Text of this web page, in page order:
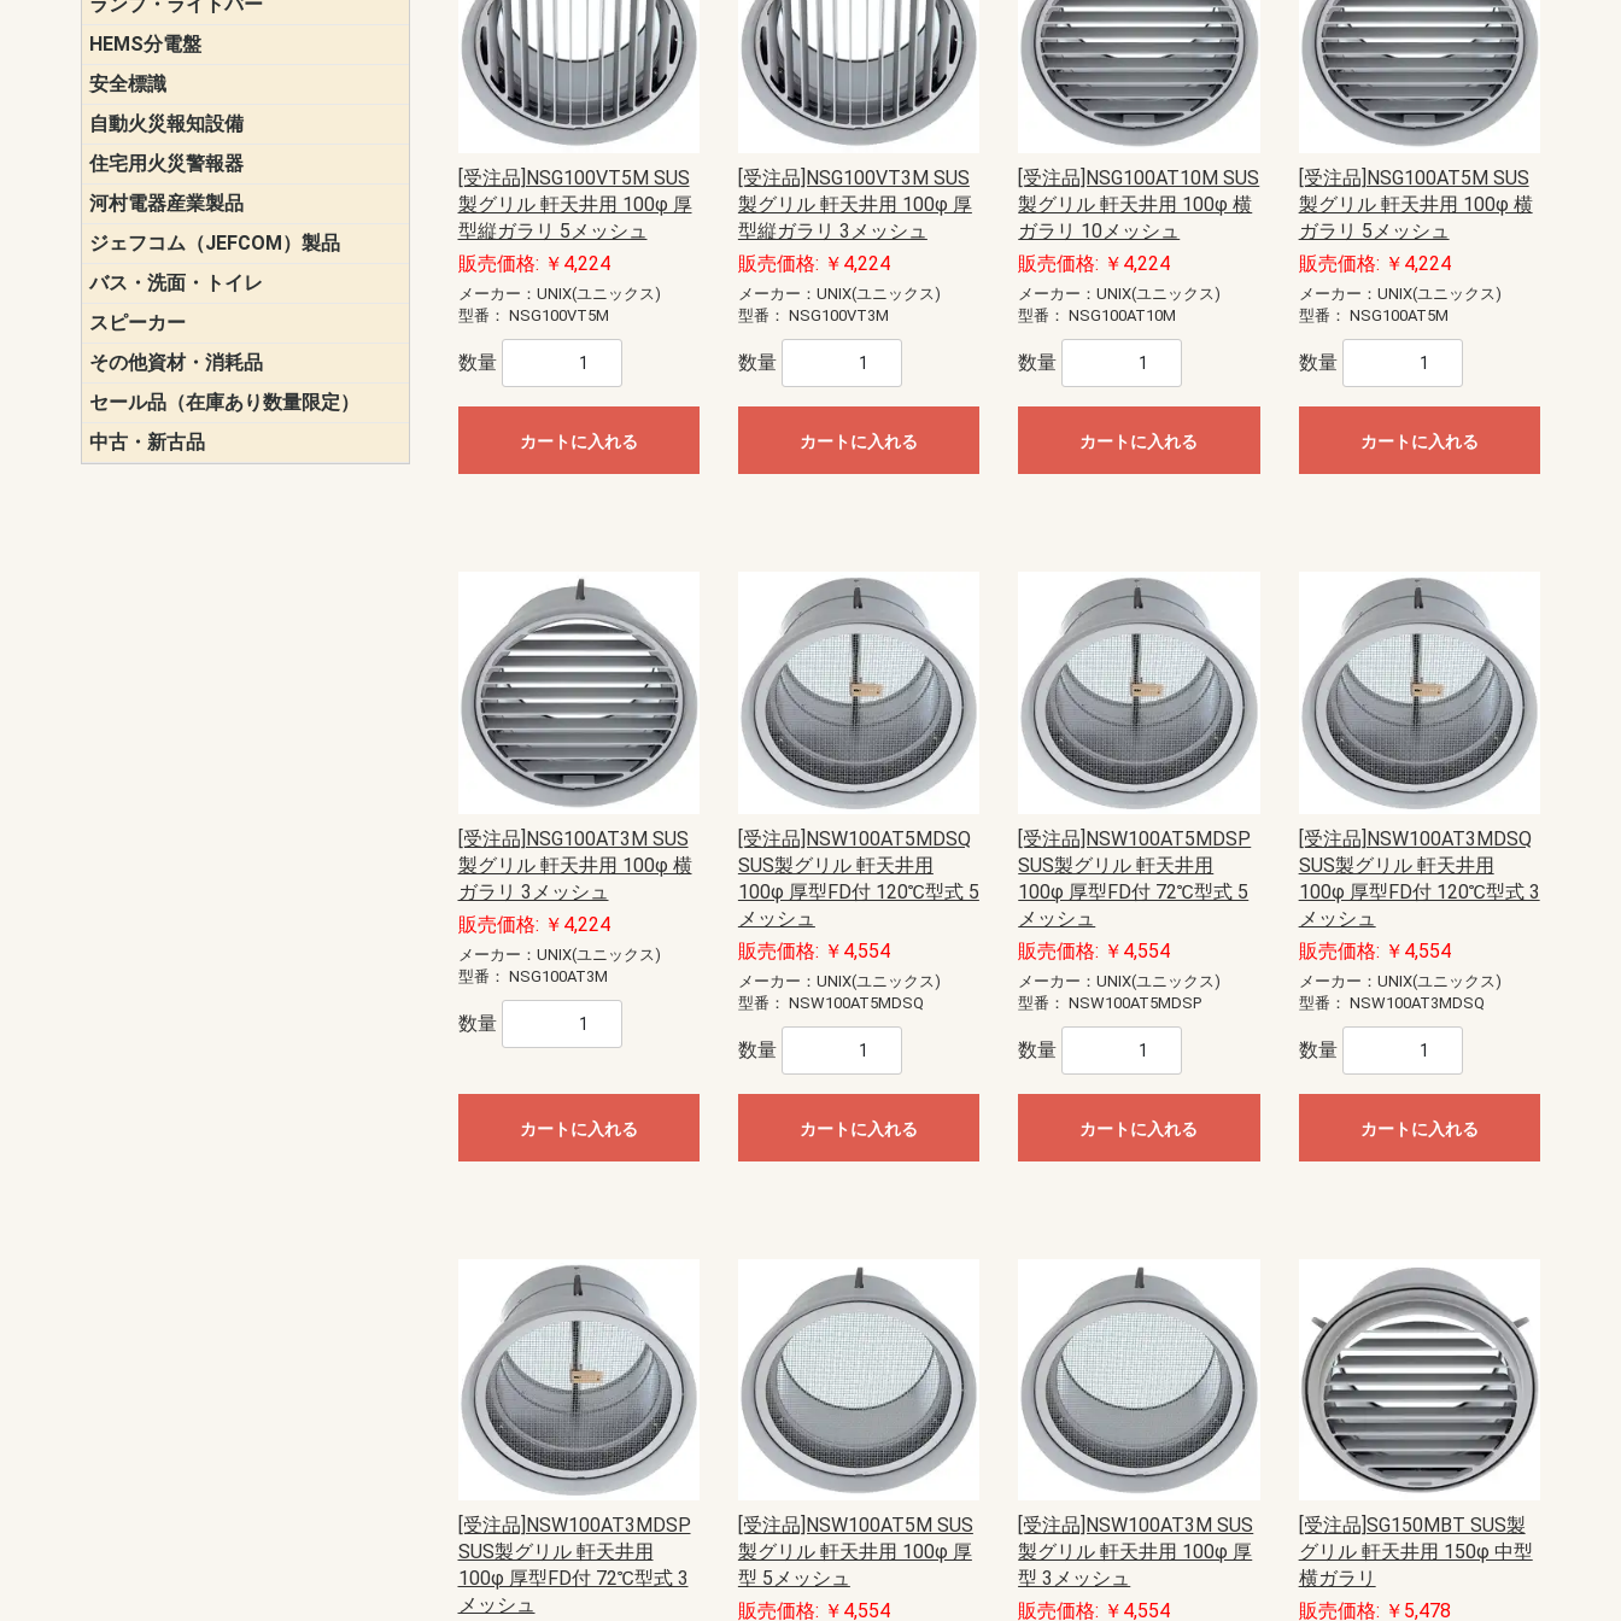
HEMS分電盤
マルチ通信型
EV・PHEV充電回路・エコキュー
ト・IH対応
リミッタースペース付 主幹50A
主幹60A
主幹75A
リミッタースペース無 主幹50A
主幹60A
主幹75A
主幹100A
EV・PHEV充電回路・太陽光発電シ
ステム・エコキュート・IH対応
リミッタースペース付 主幹50A
主幹60A
主幹75A
リミッタースペース無 主幹50A
主幹60A
主幹75A
主幹100A
あかりぷらすばん リミッタースペース付 主幹50A
主幹60A
主幹75A
リミッタースペース無 主幹50A
主幹60A
主幹75A
主幹100A
エコキュート・IH対応 リミッタースペース付 主幹40A
主幹50A
主幹60A
主幹75A
リミッタースペース無 主幹40A
主幹50A
主幹60A
主幹75A
主幹100A
エコキュート・電温・IH対応 リミッタースペース付 主幹40A
主幹50A
主幹60A
主幹75A
リミッタースペース無 主幹40A
主幹50A
主幹60A
主幹75A
主幹100A
かみなりあんしんばん あかり付 リミッタースペース付 主幹50A
主幹60A
主幹75A
リミッタースペース無 主幹50A
主幹60A
主幹75A
主幹100A
かみなりあんしんばん リミッタースペース付 主幹50A
主幹60A
主幹75A
リミッタースペース無 主幹50A
主幹60A
主幹75A
主幹100A
ダブル発電対応 リミッタースペース付 主幹40A
主幹50A
主幹60A
主幹75A
リミッタースペース無 主幹40A
主幹50A
主幹60A
主幹75A
主幹100A
創蓄連携システム対応（自立出力
単相2線用）
リミッタースペース付 主幹40A
主幹50A
主幹60A
主幹75A
リミッタースペース無 主幹40A
主幹50A
主幹60A
主幹75A
主幹100A
創蓄連携システム対応（自立出力
単相3線用）
リミッタースペース付 主幹40A
主幹50A
主幹60A
主幹75A
リミッタースペース無 主幹40A
主幹50A
主幹60A
主幹75A
主幹100A
太陽光発電システム・エコキュー
ト・IH対応
リミッタースペース付 主幹50A
主幹60A
主幹75A
リミッタースペース無 主幹50A
主幹60A
主幹75A
主幹100A
太陽光発電システム・エコキュー
ト・電温・IH対応
リミッタースペース付 主幹50A
主幹60A
主幹75A
リミッタースペース無 主幹50A
主幹60A
主幹75A
主幹100A
太陽光発電システム対応 リミッタースペース付 主幹40A
主幹50A
主幹60A
主幹75A
リミッタースペース無 主幹40A
主幹50A
主幹60A
主幹75A
主幹100A
地震あんしんばん リミッタースペース付 主幹50A
主幹60A
主幹75A
リミッタースペース無 主幹50A
主幹60A
主幹75A
主幹100A
地震かみなりあんしんばん リミッタースペース付 主幹50A
主幹60A
主幹75A
リミッタースペース無 主幹50A
主幹60A
主幹75A
主幹100A
電温・IH対応 リミッタースペース付 主幹50A
主幹60A
主幹75A
リミッタースペース無 主幹50A
主幹60A
主幹75A
主幹100A
燃料電池（ガス発電）システム対
応
リミッタースペース付 主幹40A
主幹50A
主幹60A
主幹75A
リミッタースペース無 主幹40A
主幹50A
主幹60A
主幹75A
主幹100A
標準タイプ リミッタースペース付 主幹30A
主幹40A
主幹50A
主幹60A
主幹75A
リミッタースペース無 主幹30A
主幹40A
主幹50A
主幹60A
主幹75A
主幹100A
標準タイプ大型FreeS付 リミッタースペース付 主幹30A
主幹40A
主幹50A
主幹60A
主幹75A
リミッタースペース無 主幹30A
主幹40A
主幹50A
主幹100A
安全標識
誘導標識 蓄光誘導標識
一般誘導標識 ジェフコム
パナソニック
自動火災報知設備
パナソニック（Panasonic） アドバンスP-1シリーズ 光電式スポット型感知器
定温式スポット型感知器
差動式スポット型感知器
発信機(自動試験機能対応)
アドレス設定用機器
一般型感知器
電子式自己保持型熱感知器（熱オ
ートセンサ）
差動式分布型感知器
光電式スポット型感知器（煙サイ
バーセンサ）
煙感知器
光電式分離型感知器
炎感知器
遠隔試験機能付感知器
連携型ワイヤレス感知器
感知器ベース
火災通報装置
音響装置
発信機
表示灯
総合盤
P型1級受信機
P型2級受信機
副受信機
受信機関連商品
周辺機器 遠隔試験アダプタ
消火栓起動装置
ボックス
遠隔試験関連機器
防排煙設備
ガス漏れ集中監視システム
G型、LPガス用1級受信機（DC24V
システム専用）
中継器・蓄電池設備
警報器
R型防災システム 中継器・副表示機・表示装置
感知器
共通接続機器
周辺機器
非常警報設備（複合装置）
非常警報設備（システム用）
点検器具
ホーチキ（HOCHIKI） 感知器 光電アナログ式スポット型
一般型熱感知器差動式
定温式型熱感知器
定温式スポット型(DFG)熱感知器
熱アナログ式スポット型
R型・GR型システム 中継器
P型受信機 P型１級火報単盤、5?20回線
P型１級火報単盤、25?40・45・50
回線
P型２級受信機
表示盤05?20回線
表示盤25?40回線
表示盤25〜50回線
表示盤50?100回線
表示盤110?150回線
機器収容箱（総合盤） P型1級露出型
P型1級埋込型
P型2級露出型
P型2級埋込型
差動式分布型感知器用
P型発信機 １級
２級
P型設備機器その他 表示灯
送受話器
移報中継器
非常警報設備 操作部
起動、音響装置・表示灯
一体型・複合装置
住宅情報設備 中継器・各種装置
受信機・モニタ一体型
感知器
玄関通話・管理機器
警報器
ガス漏れ火災警報設備 警報機 都市ガス用
液化石油ガス用
表示灯・中継器
検知器
電源装置
防排煙設備 連動操作盤
感知器
防火戸用レリーズ・ドアクローザ
超高感度煙検知システム
アクセサリー・保守用品 ニッケル・カドミウム蓄電池
各機器用カバー
LED電球
各機器用カバー・ボックス
能美防災（NOHMI） P型インターフェイス盤
P型火災／複合火災受信機 P型1級
P型1級複合 自立型鋼板製
壁掛型鋼板製
壁掛型樹脂製
P型2級受信機
オプション
進PIIIシステム用P型1級 壁掛型鋼板製
樹脂製
進PIIIシステム用P型1級複合 30?60回線
70?100回線
地図式進PIIIシステム用 受信機
地図シート
P型受信機用埋込ボックス・埋込枠
R型防災システム GP型1級複合
ガス漏れ火災警報設備 プロテクタ
検知器（LPガス用）
検知器（都市ガス用）
検知器用ベース
戸外警報器
受信機（LPガス用）
受信機（都市ガス用）
中継器
非常電源装置
表示灯
熱感知器 差動式・P-AT
差動式・R-AT
差動式・一般型
差動式・遠隔試験機能付
差動式・連続移報用
差動式分布型
差動式分布型感知器収納箱 防滴・露出型
埋込型
露出型
定温式・P-AT
定温式・R-AT
定温式・一般型 1種
1種・耐酸型
1種・防水型
特種
定温式・遠隔試験機能付
定温式・連続移報用
工材
煙感知器 光電式・P-AT
光電式・R-AT
光電式・一般型
光電式・遠隔試験機能付
光電式・蓄積型
光電式分離型
炎感知器
感知器付属品
押し釦・消火栓始動スイッチ
音響装置
火災通報装置
関連機器 アドレス設定器
テープケーブル工事
リニューアルプレート
感知器着脱器
機器収容箱用保護網
機器埋込用ボックス
座板 感知器・電鈴・
受信機・表示機
支持棒
受信機収納箱
収納函
点検函
機器収容箱 P型1級用発信機内蔵
P型2級用発信機内蔵
R型用発信機内蔵
アドレッサブル発信機内蔵
共同住宅用防災システム オプション・補助装置
音声警報装置
ドアホン
受信機
住宅情報盤
試験器
住宅防災システム アダプタ・オプション
まもるくん（住宅用火災警報器）
消火器
消火栓始動器
中継器・中継器収納箱 アダプタ・中継器
中継器 遠隔試験機能付
感知器ベース取
縦型
据置型
壁掛型
中継器収容箱
特定小規模施設向け防災システム
発信機
避雷ユニット
非常警報設備 一体型
音響装置
起動装置
操作部
表示灯
複合装置
非常電話システム
標識板
表示機
表示灯
防火・防排煙設備
耐圧防爆用
本質安全防爆用
補用部品・予備品 ヒューズ
ミゼットヒューズ
警報接点付ヒューズ
受信機等用
地区表示窓板
発信機用
表示灯用
予備電池
ニッタン（NITTAN） P型受信機 1級本体 1GPV0 火報
1級本体 1GPV0 火報・複合
1級本体 1PM2 火報
1級本体 1PM2 複合
1級本体 1PN1
1級本体 1PS1
1級本体 1PS1 複合
1級本体 1PV0 火報
1級本体 1PV0 火報・複合
1級用化粧枠
1級用金台
1級用付属品
1級用埋込ボックス
2級
副受信機
R型・GR型受信機 付属電源装置・機器
副受信機
本体
ガス系消火設備 スピーカー・サイレン
移動式消火設備
逆止弁・逃し弁
共通機器
手動起動装置
制御盤 閉止弁対応無
制御盤 閉止弁対応有
選択弁
窒素パッケージ
窒素消火設備用
貯蔵容器
非常電源装置
噴射ヘッド
閉止弁
ガス漏れ警報設備 LPガス用
直流電源装置
都市ガス用警報器・中継器
都市ガス用受信機
サージアブソーバ
スプリンクラー設備 一斉開放弁
開放型スプリンクラー
制御盤
閉鎖型ヘッド 1種
閉鎖型ヘッド 2種
放水型ヘッド
放水型ヘッド用盤
流水検知装置
連結散水設備
ニッカド蓄電池
プロテクタ
ベル
移報用装置・耐雷基板・ラベル
炎検知器
火災検知システム（機器内組込用
火災通報装置
感知器 FAS用
P型自動試験・遠隔試験対応
R型自動試験対応
炎感知器
光電式スポット型
光電式分離型
差込ベース
差動式スポット型
差動式分布型
耐酸・耐アルカリ型
定温式スポット型
点検ボックス
埋込用プレート
機器収容箱 P型1級
P型1級（1PS1用）
P型1級（R型用）
P型2級
分布型感知器用
共同・特定共同住宅用 P型1級受信機本体 KP対応
インターホン設備
音声警報・非常電源装置
試験機能付感知器
中継器・外部試験器
試験器・アドレス設定器
住宅用防災機器 火災警報器
消火器
地震保安灯
消火器
消火栓始動装置
耐圧防爆機器
着脱器・試験器
中継器盤
中継機電源
中継機本体
超高感度環境監視システム 環境監視盤
監視盤金台
超高感度センサ
発信機
非常警報設備 一体型
操作部
表示灯・音響装置・起動装置
複合装置
表示灯
防火・排煙設備
補修品
泡消火設備 フォームヘッド
高発泡機
特定駐車場用
泡消火薬剤混合器
住宅用火災警報器
けむり当番
ねつ当番
ガス当番
河村電器産業製品
キャビネット 盤用露出形BXT・FXT
盤用露出形BXTH・FXTH
盤用埋込形BXU・FXU
熱機器収納BXH・FXH
安定器収納FXA
ルーバー付盤用FXL
制御盤用屋内外兼用RXG
盤用屋内外兼用RXG-IP54
盤用屋内外兼用RXGB-IP54
盤用屋内外兼用RXV-IP44
屋外盤用木板ベースPOGB-IP55
屋外盤用鉄板ベースPOG-IP55 フカサ120・ヨコ300
フカサ120・ヨコ400
フカサ120・ヨコ500
フカサ120・ヨコ600
フカサ120・ヨコ700
フカサ160・ヨコ300
フカサ160・ヨコ400
フカサ160・ヨコ500
フカサ160・ヨコ600
フカサ160・ヨコ700
フカサ160・ヨコ800
フカサ160・ヨコ900
フカサ160・ヨコ1000
フカサ200・ヨコ300
フカサ200・ヨコ400
フカサ200・ヨコ500
フカサ200・ヨコ600
フカサ200・ヨコ700
フカサ200・ヨコ800
フカサ200・ヨコ900
フカサ200・ヨコ1000
動力分電盤
ジェフコム（JEFCOM）製品
LANツール・部材 LANケーブル
LANチェッカー
LAN工具 LANケーブルカッター
LANケーブルストリッパー
LANケーブル撚り線戻し
モジュラー圧着工具
圧接工具
モジュラージャック ケーブルジョイント
モジュラープラグ モジュラーカバー
モジュラープラグ（カテゴリー
5e）
モジュラープラグ（カテゴリー
6A）
モジュラープラグ（カテゴリー6）
LEDイルミネーション LEDクリスタルモチーフ
LEDストリングライト
LEDテープライト
LEDデザインストリングライト
LEDルミネーション（SJ-NHシリ
ーズ）アイスクルカーテン（部
品）
LEDルミネーション（SJ-NHシリ
ーズ）クロスネット（部品）
LEDルミネーション（SJ-NHシリ
ーズ）ストリング（部品）
LEDルミネーション（SJ-NHシリ
ーズ）共通部品
LEDルミネーション（SJXシリー
ズ）LEDジョイントモチーフ（部
品）
LEDルミネーション（SJXシリー
ズ）LEDストリング（部品）
LEDルミネーション（SJXシリー
ズ）LEDソフトネオン（部品）
LEDルミネーション（SJXシリー
ズ）LEDフォール（部品）
LEDルミネーション（SJXシリー
ズ）LEDフラッシュボール（部
品）
LEDルミネーション（SJXシリー
ズ）LEDホタル（部品）
LEDルミネーション（SJXシリー
ズ）モチーフ（部品）
LEDルミネーション（SJXシリー
ズ）共通部品
LEDルミネーション（SJシリー
ズ）アイスクルカーテン（部品）
LEDルミネーション（SJシリー
ズ）キャンドル・電球ライト（部
品）
LEDルミネーション（SJシリー
ズ）クロスネット（部品）
LEDルミネーション（SJシリー
ズ）スティックライト（部品）
LEDルミネーション（SJシリー
ズ）ストリング（部品）
LEDルミネーション（SJシリー
ズ）テープライト（部品）
LEDルミネーション（SJシリー
ズ）フォール（部品）
LEDルミネーション（SJシリー
ズ）プロジェクションライト（部
品）
LEDルミネーション（SJシリー
ズ）モチーフ（部品）
LEDルミネーション（SJシリー
ズ）共通部品
SDXシリーズ
イルミネーション（その他）
イルミネーション（卓上タイプ）
ライトアップ用投光器
ロッド点滅灯（LED）40mmピッチ
ロッド点滅灯（LED）75mmピッチ
ロッド点滅灯（LED）共通部品
連結すずらん灯タイプ（LED）
アンカー・ネジ ALC用
コンクリート用
ワッシャー
中空壁用
六角ナット
多用途
寸切りボルト用特殊ナット
小ネジ
木工用
石膏ボード用
軽天ビス
鋼板用
エアコン部材 エアコン洗浄部材
ダクト部材
ドレンホース
室外機取付台
配管部材
ケーブル保護収納 ケーブルプロテクター
ケーブルプロテクター（増設型）
ケーブルマット
床用モール
床用モール（フラット型）
床用モール（増設型）
段差用バリアフリープロテクター
（屋外用）
段差用バリアフリーモール（室内
用）
ケーブル索引具 FRP竿
その他
カーボン竿
ジョイント式ロッド
ジョイント式呼線
金属竿
リール CD管リール
ロープリール
検尺器
電線リール（据置き型）
電線リール（現場向き）
作業工具 ストリッパー ケーブルストリッパー
ツールキット 新人工具セット
電気工事士技能試験工具セット
ドライバー・レンチ ドライバー
モンキーレンチ
ラチェットドライバー
ラチェットレンチ・ソケットレン
チ
充電ドライバー用アダプター
充電ドライバー用チャック
充電ドライバー用ビット
六角レンチ・特殊レンチ
寸切りボルト用レンチ
盤用マルチキー
ナイフ・ノコ リーマー
押し切りノコ・引き廻しノコ
替刃式ノコ
石膏ボード用ノコ
電工ナイフ
ハンマー・その他工具 アースオーガー
ケーブルベンダー
ハンマー
パイプベンダー
収縮チューブ用熱収縮工具
ペンチ・ニッパー ニッパー
プライヤー
ペンチ
各種カッター エアコンダクトカッター
ケーブルカッター
チャンネルカッター
プリカチューブカッター
マルチハサミ
モールカッター
塩ビパイプカッター
寸切ボルトカッター
金切バサミ
圧着工具
Eリングスリーブ（VAスリーブ）
用
コンタクトピン用
ソーラー用
フェルール端子専用
圧着工具交換バネ
絶縁端子用
絶縁閉端子用
裸端子・PBスリーブ用
電動工具 ニブラー
ニブラー（アタッチメント型）
ボードカッター
切断機
作業用照明器具 LEDライト
コンパクトライト
ハロゲンライト
ヘッドライト
ライトスタンド
乾電池式ライト
作業用テープライト
充電式ライト
直管形スリムライト
蛍光ライト
切削工具 コア
コンクリートドリル
ステップドリル
タップ
チップソー・カッター・切断砥石
バンドソー
パンチャー
ホールソー
切削油
木工ドリル
木工ドリル（フレキシブルシャフ
ト）
火花飛散防止具
磁器タイル用ドリル
鉄工ドリル
収納機器・車載備品 パーツ＆ツールボックス ツールボックス
パーツボックス
車載用収納・車載備品 シート裏収納
バリケード
パイロン（ロードコーン）
車載用ボックス
車載用収納棚（カルプラ テーブ
ル）
車載用収納棚（カルプラ 引き出
し）
車載用収納棚（バンキャビネット
サイド棚）
車載用収納棚（バンキャビネット
テーブル）
車載用収納棚（バンキャビネット
引き出し）
長尺パイプケース
検電器・計測器 レーザー墨出し器 パルスレーザー受光器
レーザー墨出し器用三脚
レーザー墨出し用メガネ
検電器 検電器・チェッカー
配線チェッカー
電流・電圧・抵抗測定器
計測器 カメラ探査器
ゲージ
デジタルケーブルメジャー
メジャー
探知器
水平器
温度計
照度計
距離測定器
腰回り品・安全保護具・収納具 はしご・脚立用品 はしご用カバー
脚立用ソックス・カバー
ハーネス・ランヤード
ホルダー ストリッパーホルダー
ドライバーホルダー
ハンマーホルダー
パーツポケット
リストバンドツール
充電ドライバーホルダー
圧着工具ホルダー
工具用フック・ホルダー
工具用ホルダー（キャンバス地）
工具用ホルダー（合成皮革）
工具用ホルダー（新素材）
工具用ホルダー（樹脂）
工具用ホルダー（革）
缶・ボトルホルダー
ランヤード・補助帯
ワークウェア・サポートウェア サスペンダー・サポートベルト
ニーパッド・膝当て
ベスト
ベルト
ワークポジショニング用器具
収納具 びっくりバケツ
ツールバケット
ツールバッグ
丸型バケツ（エステル帆布製）
丸型バケツ（エステル帆布＋樹脂
底）
丸型バケツ（帆布製）
丸型バケツ（帆布＋樹脂底）
脚立用バッグ
長物収納ケース
防水収納ケース
手袋・靴カバー シューズカバー
手袋
熱中症対策アイテム
腰袋 腰袋インナーケース
腰袋（キャンバス地）
腰袋（合成皮革）
腰袋（新素材）
腰袋（樹脂）
腰袋（革）
腰道具セット
通線工具 エアー通線
ケーブルグリップ より戻し
ケーブルグリップ（スタンダード
タイプ）
ケーブルグリップ（中間引き）
ケーブルグリップ（軽荷重タイ
プ）
ロープ
入線潤滑剤
呼線（スチール） スチール呼線
プラスチック呼線
呼線ケース
呼線リール（スタンド型）
地中線工具 FRPリール式
FRP＋PP被覆リール式
ジョイント式
先端金具
管内清掃用具
電動入線機 ケーブルローラー・吊り金車
電設化成品 亜鉛塗料スプレー
発泡ウレタン充填剤
絶縁・防触スプレー
高所作業ポール ランプチェンジャー セードキャッチャー
ライティングクリーナー
ランプチェンジャーセット
ランプチェンジャー用キャッチヘ
ッド
ランプチェンジャー用ポール
直管ランプチェンジャー
電動ランプチェンジャー
高所作業工具 カメラ雲台付ポール
リフター
台車・運搬シート
火災感知器交換用ポール
舞台照明シュート用ポール
非常誘導灯点検用ポール
高所作業ポール
パーツ＆ツールボックス
パーツボックス
バス・洗面・トイレ
ウォシュレット 水道直結給水式
携帯用
スピーカー
天井スピーカー 埋込型 セパレートタイプ
コンビネーションタイプ
同軸2ウェイ
システム天井用
ハイパワータイプ
広指向性型
露出型 一般型
防滴型
壁掛型スピーカー 片面型 3W
5W
10W
両面型 6W
関連商品
ホーンスピーカー コンビネーションタイプ 車載用
トランス付
ワイドホーンスピーカー
セパレートタイプ 本体
ドライバーユニット
マッチングトランス
関連商品
ストレートホーンスピーカー 本体
コラムスピーカー 本体
関連商品
コンパクトスピーカー
モニタースピーカーシステム
インテリアデザインスピーカー
スピーカーシステム 一般タイプ
コンパクトスピーカー
スリムスピーカー
防球構造型スピーカー
サウンドアロースピーカー
関連商品
防滴型スピーカーシステム ボックスタイプ
スリムタイプ
関連商品
ホール用スピーカーシステム
マルチユーススピーカーシステム
その他資材・消耗品
ビニールテープ(IVテープ)
自己融着テープ
養生テープ
丸エフ
ネオシール
セール品（在庫あり数量限定）
照明器具 スポットライト
ダウンライト
ブラケットライト
ベースライト
非常灯・誘導灯
換気スイッチ
ランプ・電球
その他資材・消耗品
中古・新古品
コンセント
[受注品]NSG100VT5M SUS
製グリル 軒天井用 100φ 厚
型縦ガラリ 5メッシュ
販売価格: ￥4,224
メーカー：UNIX(ユニックス)
型番： NSG100VT5M
数量
カートに入れる
[受注品]NSG100VT3M SUS
製グリル 軒天井用 100φ 厚
型縦ガラリ 3メッシュ
販売価格: ￥4,224
メーカー：UNIX(ユニックス)
型番： NSG100VT3M
数量
カートに入れる
[受注品]NSG100AT10M SUS
製グリル 軒天井用 100φ 横
ガラリ 10メッシュ
販売価格: ￥4,224
メーカー：UNIX(ユニックス)
型番：NSG100AT10M
数量
カートに入れる
[受注品]NSG100AT5M SUS
製グリル 軒天井用 100φ 横
ガラリ 5メッシュ
販売価格: ￥4,224
メーカー：UNIX(ユニックス)
型番： NSG100AT5M
数量
カートに入れる
[受注品]NSG100AT3M SUS
製グリル 軒天井用 100φ 横
ガラリ 3メッシュ
販売価格: ￥4,224
メーカー：UNIX(ユニックス)
型番： NSG100AT3M
数量
カートに入れる
[受注品]NSW100AT5MDSQ
SUS製グリル 軒天井用
100φ 厚型FD付 120℃型式 5
メッシュ
販売価格: ￥4,554
メーカー：UNIX(ユニックス)
型番： NSW100AT5MDSQ
数量
カートに入れる
[受注品]NSW100AT5MDSP
SUS製グリル 軒天井用
100φ 厚型FD付 72℃型式 5
メッシュ
販売価格: ￥4,554
メーカー：UNIX(ユニックス)
型番：NSW100AT5MDSP
数量
カートに入れる
[受注品]NSW100AT3MDSQ
SUS製グリル 軒天井用
100φ 厚型FD付 120℃型式 3
メッシュ
販売価格: ￥4,554
メーカー：UNIX(ユニックス)
型番： NSW100AT3MDSQ
数量
カートに入れる
[受注品]NSW100AT3MDSP
SUS製グリル 軒天井用
100φ 厚型FD付 72℃型式 3
メッシュ
[受注品]NSW100AT5M SUS
製グリル 軒天井用 100φ 厚
型 5メッシュ
販売価格: ￥4,554
[受注品]NSW100AT3M SUS
製グリル 軒天井用 100φ 厚
型 3メッシュ
販売価格: ￥4,554
[受注品]SG150MBT SUS製
グリル 軒天井用 150φ 中型
横ガラリ
販売価格: ￥5,478